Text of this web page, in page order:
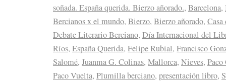
soñada. España querida. Bierzo añorado., Barcelona,
Bercianos x el mundo, Bierzo, Bierzo añorado,
Debate Literario Berciano, Día Internacional del
Ríos, España Querida, Felipe Rubial, Francisco
Salomé, Juanma G. Colinas, Mallorca, Nieves, Paco
Paco Vuelta, Plumilla berciano, presentación libro,